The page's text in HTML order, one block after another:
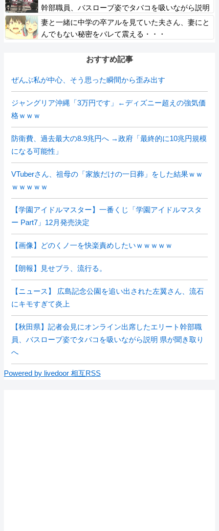
幹部職員、バスローブ姿でタバコを吸いながら説明
県が聞き取りへ
妻と一緒に中学の卒アルを見ていた夫さん、妻にと
んでもない秘密をバレて震える・・・
おすすめ記事
ぜんぶ私が中心、そう思った瞬間から歪み出す
ジャングリア沖縄「3万円です」←ディズニー超えの強気価
格ｗｗｗ
防衛費、過去最大の8.9兆円へ →政府「最終的に10兆円規模
になる可能性」
VTuberさん、祖母の「家族だけの一日葬」をした結果ｗｗ
ｗｗｗｗｗ
【学園アイドルマスター】一番くじ「学園アイドルマスタ
ー Part7」12月発売決定
【画像】どのくノ一を快楽責めしたいｗｗｗｗｗ
【朗報】見せブラ、流行る。
【ニュース】 広島記念公園を追い出された左翼さん、流石
にキモすぎて炎上
【秋田県】記者会見にオンライン出席したエリート幹部職
員、バスローブ姿でタバコを吸いながら説明 県が聞き取り
へ
Powered by livedoor 相互RSS